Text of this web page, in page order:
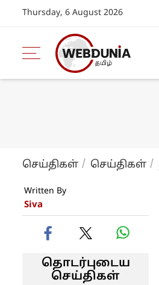
Thursday, 6 August 2026
செய்திகள் செய்திகள்
Written By
Siva
தொடர்புடைய
செய்திகள்